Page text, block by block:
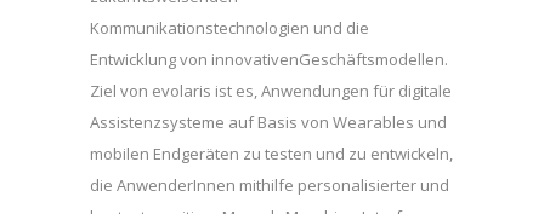
Kommunikationstechnologien und die
Entwicklung von innovativenGeschäftsmodellen.
Ziel von evolaris ist es, Anwendungen für digitale
Assistenzsysteme auf Basis von Wearables und
mobilen Endgeräten zu testen und zu entwickeln,
die AnwenderInnen mithilfe personalisierter und